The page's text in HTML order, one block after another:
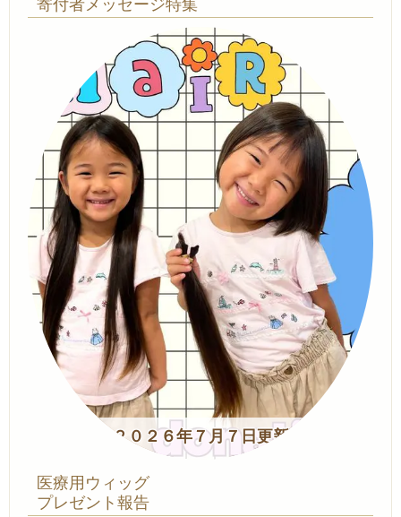
寄付者メッセージ特集
２０２６年７月７日更新
医療用ウィッグ
プレゼント報告